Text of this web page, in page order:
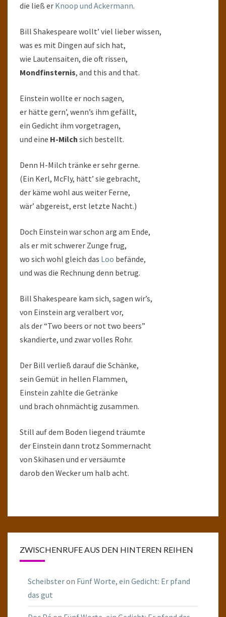
die ließ er Knoop und Ackermann.
Bill Shakespeare wollt’ viel lieber wissen,
was es mit Dingen auf sich hat,
wie Lautensaiten, die oft rissen,
Mondfinsternis, and this and that.
Einstein wollte er noch sagen,
er hätte gern’, wenn’s ihm gefällt,
ein Gedicht ihm vorgetragen,
und eine H-Milch sich bestellt.
Denn H-Milch tränke er sehr gerne.
(Ein Kerl, McFly, hätt’ sie gebracht,
der käme wohl aus weiter Ferne,
wär’ abgereist, erst letzte Nacht.)
Doch Einstein war schon arg am Ende,
als er mit schwerer Zunge frug,
wo sich wohl gleich das Loo befände,
und was die Rechnung denn betrug.
Bill Shakespeare kam sich, sagen wir’s,
von Einstein arg veralbert vor,
als der “Two beers or not two beers”
skandierte, und zwar volles Rohr.
Der Bill verließ darauf die Schänke,
sein Gemüt in hellen Flammen,
Einstein zahlte die Getränke
und brach ohnmächtig zusammen.
Still auf dem Boden liegend träumte
der Einstein dann trotz Sommernacht
von Skihasen und er versäumte
darob den Wecker um halb acht.
ZWISCHENRUFE AUS DEN HINTEREN REIHEN
Scheibsteron Fünf Worte, ein Gedicht: Er pfand
das gut